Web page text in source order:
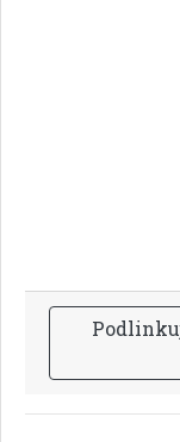
Podlinku